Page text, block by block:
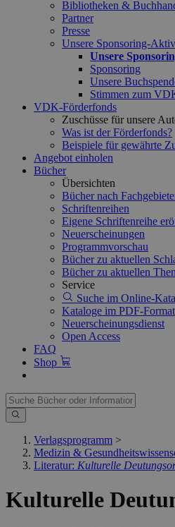
Bibliotheken &
Partner
Presse
Unsere Sponsoring-
Unsere
Sponsoring
Unsere
Stimmen zum
VDK-Förderfonds
Zuschüsse für unsere
Was ist der Förderfonds?
Beispiele für gewährte
Angebot einholen
Bücher
Übersichten
Bücher nach
Schriftenreihen
Eigene Schriftenreihe
Neuerscheinungen
Programmvorschau
Bücher zu aktuellen
Bücher zu aktuellen
Service
Suche im Online-
Kataloge im PDF-Format
Neuerscheinungsdienst
Open Access
FAQ
Shop
Verlagsprogramm >
Medizin &
Literatur: Kulturelle
Kulturelle